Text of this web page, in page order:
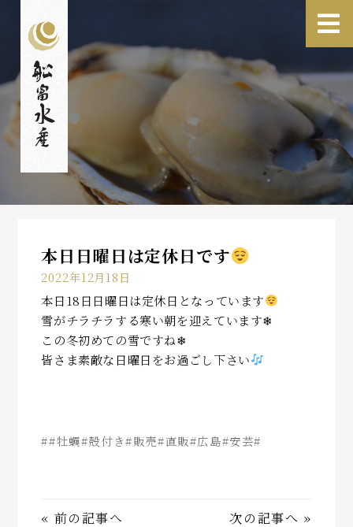
本日日曜日は定休日です
2022年12月18日
本日18日日曜日は定休日となっています
雪がチラチラする寒い朝を迎えています❄
この冬初めての雪ですね❄
皆さま素敵な日曜日をお過ごし下さい
##牡蠣#殻付き#販売#直販#広島#安芸#
« 前の記事へ 次の記事へ »